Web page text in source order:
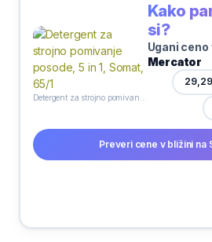
Kako
si?
Ugani
Mercator
Preveri cene v bližini na